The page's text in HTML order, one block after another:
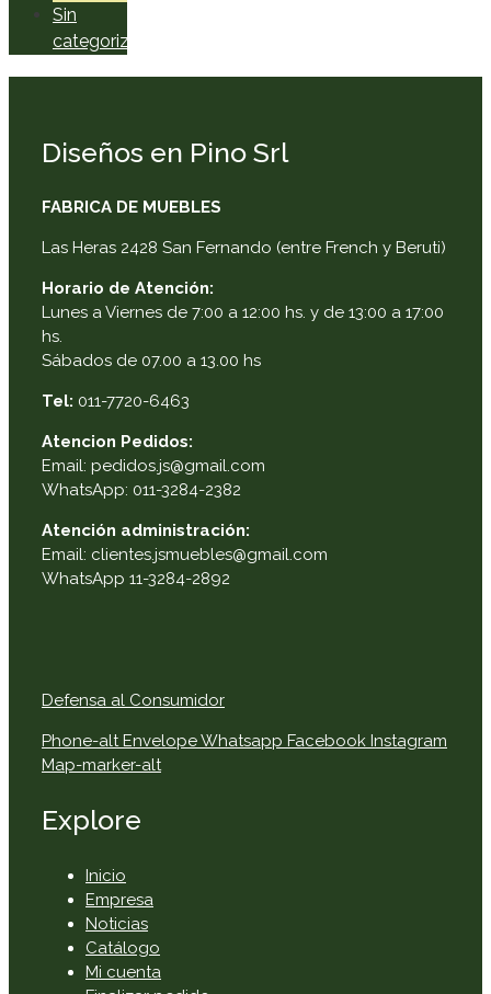
Sin
categorizar
Diseños en Pino Srl
FABRICA DE MUEBLES
Las Heras 2428 San Fernando (entre French y Beruti)
Horario de Atención:
Lunes a Viernes de 7:00 a 12:00 hs. y de 13:00 a 17:00
hs.
Sábados de 07.00 a 13.00 hs
Tel: 011-7720-6463
Atencion Pedidos:
Email: pedidos.js@gmail.com
WhatsApp: 011-3284-2382
Atención administración:
Email: clientes.jsmuebles@gmail.com
WhatsApp 11-3284-2892
Defensa al Consumidor
Phone-alt EnvelopeWhatsapp Facebook Instagram
Map-marker-alt
Explore
Inicio
Empresa
Noticias
Catálogo
Mi cuenta